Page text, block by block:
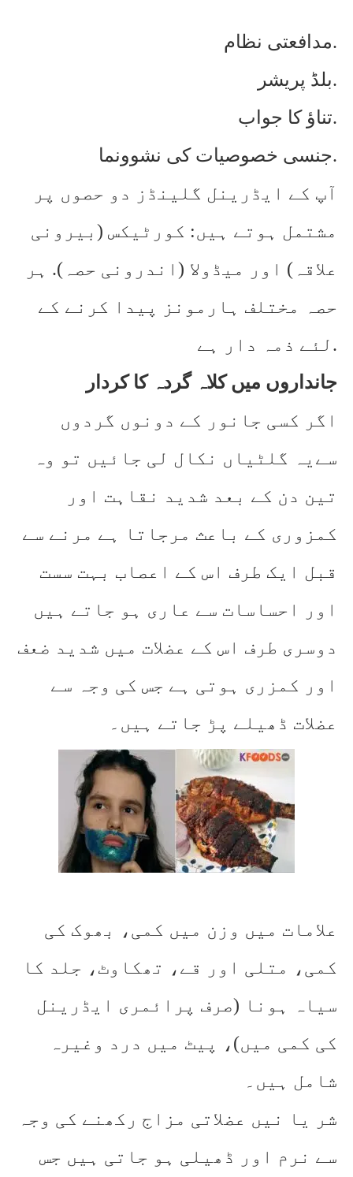
مدافعتی نظام.
بلڈ پریشر.
تناؤ کا جواب.
جنسی خصوصیات کی نشوونما.
آپ کے ایڈرینل گلینڈز دو حصوں پر
مشتمل ہوتے ہیں: کورٹیکس (بیرونی
علاقہ) اور میڈولا (اندرونی حصہ). ہر
حصہ مختلف ہارمونز پیدا کرنے کے
لئے ذمہ دار ہے.
جانداروں میں کلاہ گردہ کا کردار
اگر کسی جانور کے دونوں گردوں
سےیہ گلٹیاں نکال لی جائیں تو وہ
تین دن کے بعد شدید نقاہت اور
کمزوری کے باعث مرجاتا ہے مرنے سے
قبل ایک طرف اس کے اعصاب بہت سست
اور احساسات سے عاری ہو جاتے ہیں
دوسری طرف اس کے عضلات میں شدید ضعف
اور کمزری ہوتی ہے جس کی وجہ سے
عضلات ڈھیلے پڑ جاتے ہیں۔
علامات میں وزن میں کمی، بھوک کی
کمی، متلی اور قے، تھکاوٹ، جلد کا
سیاہ ہونا (صرف پرائمری ایڈرینل
کی کمی میں)، پیٹ میں درد وغیرہ
شامل ہیں۔
شر یا نیں عضلاتی مزاج رکھنے کی وجہ
سے نرم اور ڈھیلی ہو جاتی ہیں جس